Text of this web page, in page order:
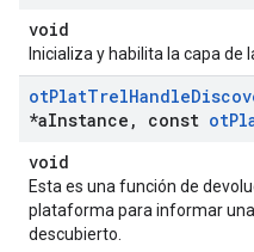
void
Inicializa y habilita la capa de
otPlatTrelHandle
*aInstance , const ot
void
Esta es una función de
plataforma para informar
descubierto.